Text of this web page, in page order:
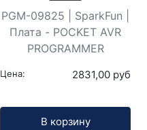
PGM-09825 | SparkFun |
Плата - POCKET AVR
PROGRAMMER
Цена: 2831,00 руб
В корзину